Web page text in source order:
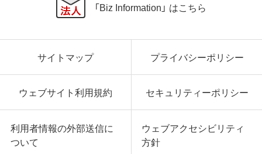
「Biz Information」 はこちら
サイトマップ プライバシーポリシー
ウェブサイト利用規約 セキュリティーポリシー
利用者情報の外部送信に
ついて
ウェブアクセシビリティ
方針